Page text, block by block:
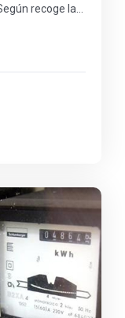
recoge la…